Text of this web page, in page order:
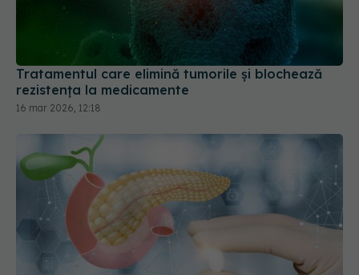
Tratamentul care elimină tumorile și blochează
rezistența la medicamente
16 mar 2026, 12:18